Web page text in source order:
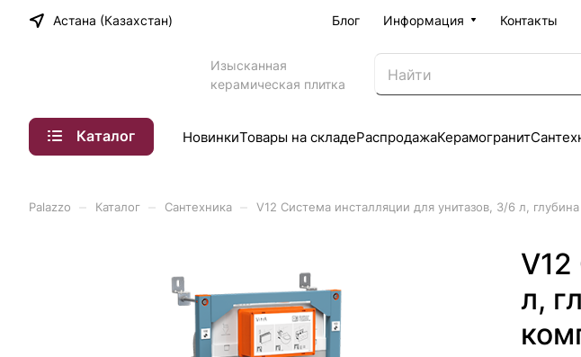
Астана (Казахстан) Блог Информация Контакты
Изысканная
керамическая плитка
Каталог НовинкиТовары на складеРаспродажаКерамогранит
Palazzo Каталог Сантехника V12 Cистема инсталляции для унитазов, 3/6 л,
л,